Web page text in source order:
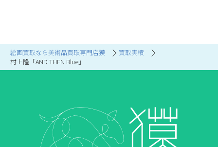
絵画買取なら美術品買取専門店獏
買取実績
村上隆「AND THEN Blue」